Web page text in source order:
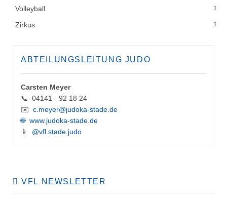
Volleyball
Zirkus
ABTEILUNGSLEITUNG JUDO
Carsten Meyer
📞 04141 - 92 18 24
✉️ c.meyer@judoka-stade.de
🌐 www.judoka-stade.de
📱 @vfl.stade.judo
VFL NEWSLETTER